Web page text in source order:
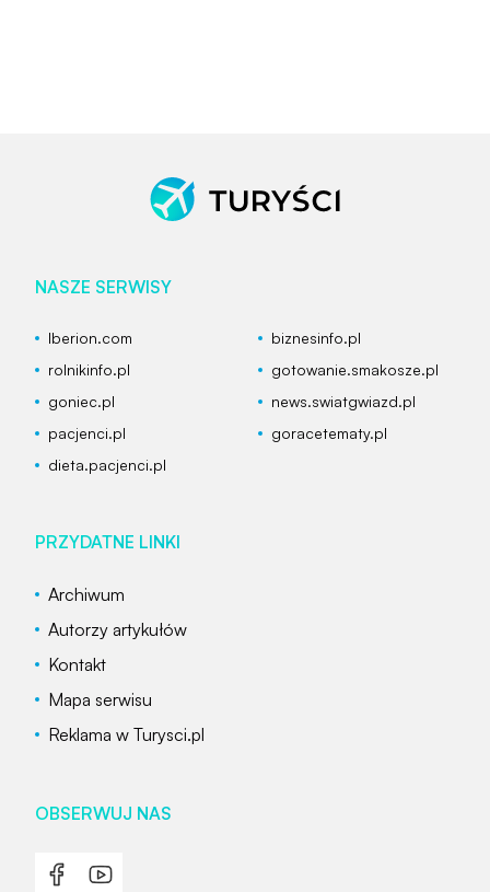
NASZE SERWISY
Iberion.com
biznesinfo.pl
rolnikinfo.pl
gotowanie.smakosze.pl
goniec.pl
news.swiatgwiazd.pl
pacjenci.pl
goracetematy.pl
dieta.pacjenci.pl
PRZYDATNE LINKI
Archiwum
Autorzy artykułów
Kontakt
Mapa serwisu
Reklama w Turysci.pl
OBSERWUJ NAS